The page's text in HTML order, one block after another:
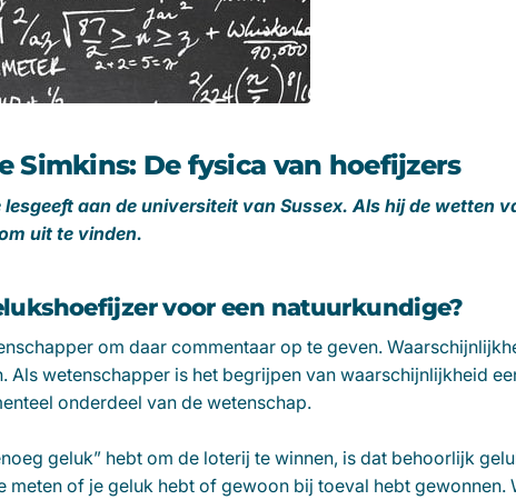
Simkins: De fysica van hoefijzers
aan de universiteit van Sussex. Als hij de wetten
uit te vinden.
voor een natuurkundige?
om daar commentaar op te geven.
wetenschapper is het begrijpen van waarschijnlijkheid
onderdeel van de wetenschap.
geluk” hebt om de loterij te winnen, is dat behoorlijk
meten of je geluk hebt of gewoon bij toeval hebt gewonnen.